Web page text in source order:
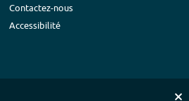
Contactez-nous
Accessibilité